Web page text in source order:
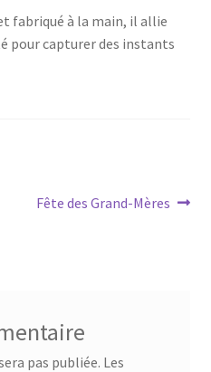
fabriqué à la main, il allie
pour capturer des instants
Article
Fête des Grand-Mères
pas publiée. Les